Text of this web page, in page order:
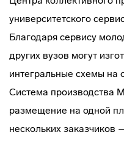
университетского
Благодаря сервису
других вузов могут
интегральные схемы на
Система производства
размещение на одной
нескольких заказчиков